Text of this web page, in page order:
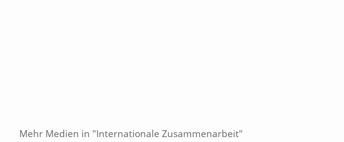
Mehr Medien in "Internationale Zusammenarbeit"